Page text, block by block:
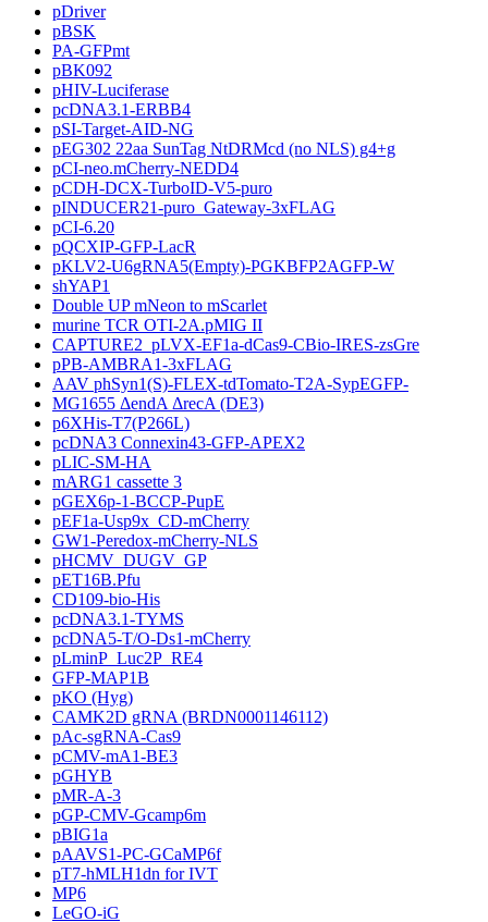
pDriver
pBSK
PA-GFPmt
pBK092
pHIV-Luciferase
pcDNA3.1-ERBB4
pSI-Target-AID-NG
pEG302 22aa SunTag NtDRMcd (no NLS) g4+g
pCI-neo.mCherry-NEDD4
pCDH-DCX-TurboID-V5-puro
pINDUCER21-puro_Gateway-3xFLAG
pCI-6.20
pQCXIP-GFP-LacR
pKLV2-U6gRNA5(Empty)-PGKBFP2AGFP-W
shYAP1
Double UP mNeon to mScarlet
murine TCR OTI-2A.pMIG II
CAPTURE2_pLVX-EF1a-dCas9-CBio-IRES-zsGre
pPB-AMBRA1-3xFLAG
AAV phSyn1(S)-FLEX-tdTomato-T2A-SypEGFP-
MG1655 ΔendA ΔrecA (DE3)
p6XHis-T7(P266L)
pcDNA3 Connexin43-GFP-APEX2
pLIC-SM-HA
mARG1 cassette 3
pGEX6p-1-BCCP-PupE
pEF1a-Usp9x_CD-mCherry
GW1-Peredox-mCherry-NLS
pHCMV_DUGV_GP
pET16B.Pfu
CD109-bio-His
pcDNA3.1-TYMS
pcDNA5-T/O-Ds1-mCherry
pLminP_Luc2P_RE4
GFP-MAP1B
pKO (Hyg)
CAMK2D gRNA (BRDN0001146112)
pAc-sgRNA-Cas9
pCMV-mA1-BE3
pGHYB
pMR-A-3
pGP-CMV-Gcamp6m
pBIG1a
pAAVS1-PC-GCaMP6f
pT7-hMLH1dn for IVT
MP6
LeGO-iG